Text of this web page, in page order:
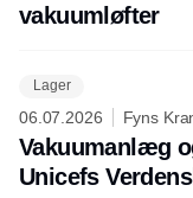
vakuumløfter
Lager
06.07.2026 Fyns
Vakuumanlæg
Unicefs